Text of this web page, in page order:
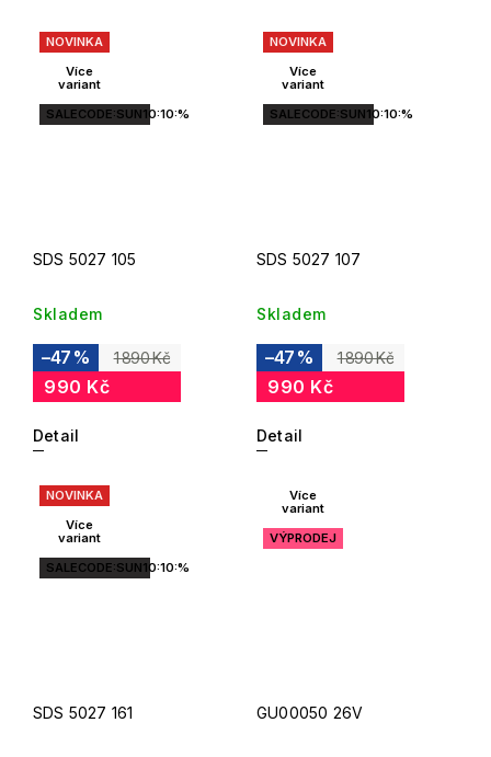
NOVINKA
Více
variant
SALECODE:SUN10:10:%
SDS 5027 105
Skladem
1 890 Kč
–47 %
990 Kč
Detail
NOVINKA
Více
variant
SALECODE:SUN10:10:%
SDS 5027 107
Skladem
1 890 Kč
–47 %
990 Kč
Detail
NOVINKA
Více
variant
SALECODE:SUN10:10:%
SDS 5027 161
Více
variant
VÝPRODEJ
GU00050 26V